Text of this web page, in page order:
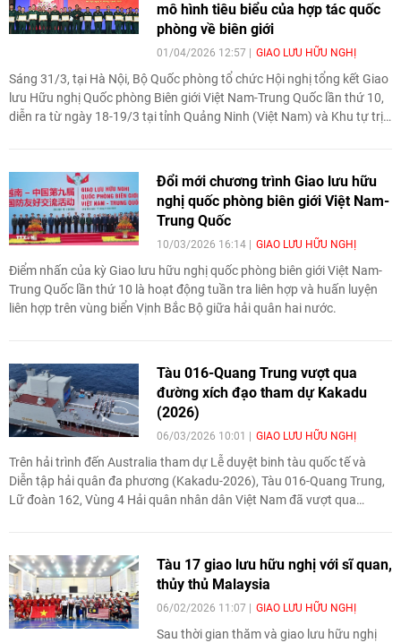
mô hình tiêu biểu của hợp tác quốc
phòng về biên giới
01/04/2026 12:57 GIAO LƯU HỮU NGHỊ
Sáng 31/3, tại Hà Nội, Bộ Quốc phòng tổ chức Hội nghị tổng kết Giao
lưu Hữu nghị Quốc phòng Biên giới Việt Nam-Trung Quốc lần thứ 10,
diễn ra từ ngày 18-19/3 tại tỉnh Quảng Ninh (Việt Nam) và Khu tự trị
Đổi mới chương trình Giao lưu hữu
nghị quốc phòng biên giới Việt Nam-
Trung Quốc
10/03/2026 16:14 GIAO LƯU HỮU NGHỊ
Điểm nhấn của kỳ Giao lưu hữu nghị quốc phòng biên giới Việt Nam-
Trung Quốc lần thứ 10 là hoạt động tuần tra liên hợp và huấn luyện
liên hợp trên vùng biển Vịnh Bắc Bộ giữa hải quân hai nước.
Tàu 016-Quang Trung vượt qua
đường xích đạo tham dự Kakadu
(2026)
06/03/2026 10:01 GIAO LƯU HỮU NGHỊ
Trên hải trình đến Australia tham dự Lễ duyệt binh tàu quốc tế và
Diễn tập hải quân đa phương (Kakadu-2026), Tàu 016-Quang Trung,
Lữ đoàn 162, Vùng 4 Hải quân nhân dân Việt Nam đã vượt qua
Tàu 17 giao lưu hữu nghị với sĩ quan,
thủy thủ Malaysia
06/02/2026 11:07 GIAO LƯU HỮU NGHỊ
Sau thời gian thăm và giao lưu hữu nghị